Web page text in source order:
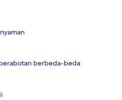
berbeda-beda